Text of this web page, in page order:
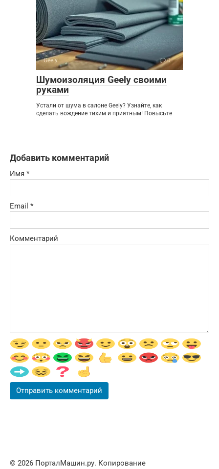
Geely 0
Шумоизоляция Geely своими
руками
Устали от шума в салоне Geely? Узнайте, как
сделать вождение тихим и приятным! Повысьте
Добавить комментарий
Имя *
Email *
Комментарий
© 2026 ПорталМашин.ру. Копирование